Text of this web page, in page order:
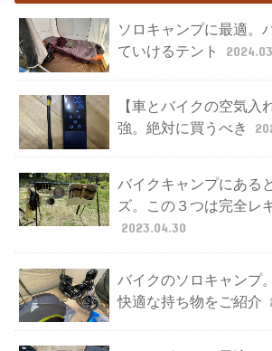
ソロキャンプに最適。
ていけるテント
【車とバイクの空気入
強。絶対に買うべき
バイクキャンプにある
ズ。この３つは完全レ
2023.04.30
バイクのソロキャンプ
快適な持ち物をご紹介